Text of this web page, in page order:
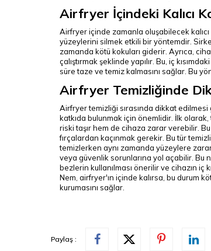
Airfryer İçindeki Kalıcı
Airfryer içinde zamanla oluşabilecek kalıcı
yüzeylerini silmek etkili bir yöntemdir.
zamanda kötü kokuları giderir. Ayrıca,
çalıştırmak şeklinde yapılır. Bu, iç
süre taze ve temiz kalmasını sağlar. Bu
Airfryer Temizliğinde
Airfryer temizliği sırasında dikkat
katkıda bulunmak için önemlidir. İlk olarak,
riski taşır hem de cihaza zarar verebilir.
fırçalardan kaçınmak gerekir. Bu tür
temizlerken aynı zamanda yüzeylere
veya güvenlik sorunlarına yol açabilir. Bu
bezlerin kullanılması önerilir ve cihazın iç
Nem, airfryer'ın içinde kalırsa, bu durum
kurumasını sağlar.
Paylaş :